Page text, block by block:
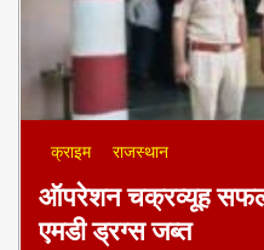
क्राइम राजस्थान
ऑपरेशन चक्रव्यूह
एमडी ड्रग्स जब्त